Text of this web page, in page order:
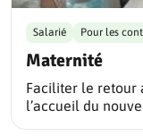
Maternité
Salarié Pour les
Faciliter le retour
l’accueil du